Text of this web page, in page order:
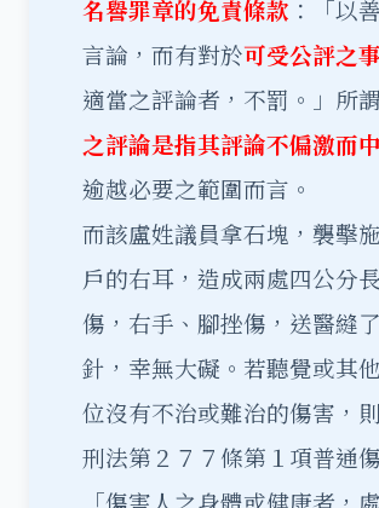
名譽罪章的免責條款 ：「以
言論，而有對於可受公評之
適當之評論者，不罰。」所
之評論是指其評論不偏激而
逾越必要之範圍而言。
而該盧姓議員拿石塊，襲擊
戶的右耳，造成兩處四公分
傷，右手、腳挫傷，送醫縫
針，幸無大礙。若聽覺或其
位沒有不治或難治的傷害，
刑法第２７７條第１項普通